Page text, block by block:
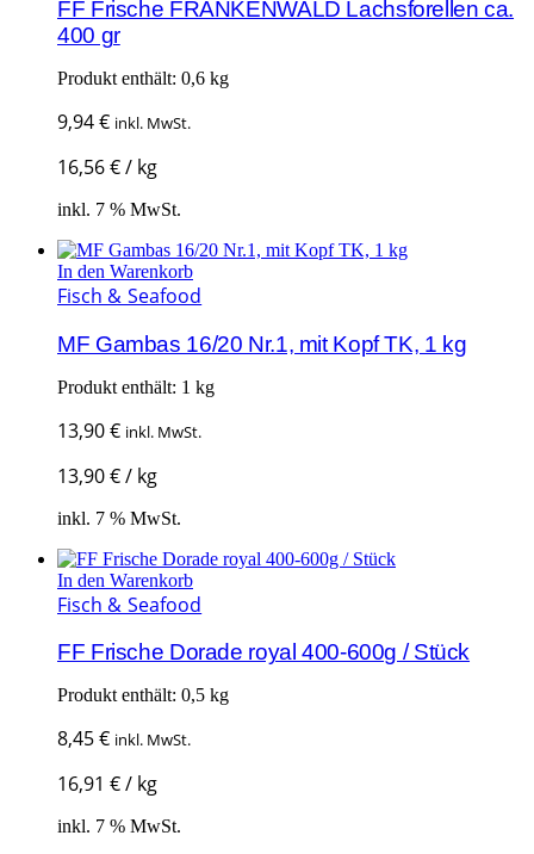
FF Frische FRANKENWALD Lachsforellen ca.
400 gr
Produkt enthält: 0,6 kg
9,94€ inkl. MwSt.
16,56€/ kg
inkl. 7 % MwSt.
In den Warenkorb
Fisch & Seafood
MF Gambas 16/20 Nr.1, mit Kopf TK, 1 kg
Produkt enthält: 1 kg
13,90€ inkl. MwSt.
13,90€/ kg
inkl. 7 % MwSt.
In den Warenkorb
Fisch & Seafood
FF Frische Dorade royal 400-600g / Stück
Produkt enthält: 0,5 kg
8,45€ inkl. MwSt.
16,91 €/ kg
inkl. 7 % MwSt.